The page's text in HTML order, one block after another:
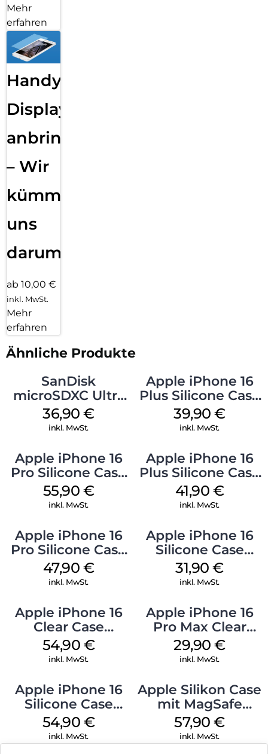
Mehr
erfahren
Handy
Displayfolie
anbringen
– Wir
kümmern
uns
darum!
ab 10,00 €
inkl. MwSt.
Mehr
erfahren
Ähnliche Produkte
SanDisk
microSDXC Ultra
128 GB + Adapter
Mobile
36,90€
inkl. MwSt.
Apple iPhone 16
Plus Silicone Case
MagSafe Plum
39,90€
inkl. MwSt.
Apple iPhone 16
Pro Silicone Case
MagSafe Stone
Gray
55,90 €
inkl. MwSt.
Apple iPhone 16
Plus Silicone Case
MagSafe Stone
Gray
41,90 €
inkl. MwSt.
Apple iPhone 16
Pro Silicone Case
MagSafe Denim
47,90 €
inkl. MwSt.
Apple iPhone 16
Silicone Case
MagSafe Fuchsia
31,90€
inkl. MwSt.
Apple iPhone 16
Clear Case
MagSafe
Transparent
54,90 €
inkl. MwSt.
Apple iPhone 16
Pro Max Clear
Case MagSafe
Transparent
29,90€
inkl. MwSt.
Apple iPhone 16
Silicone Case
MagSafe Black
54,90 €
inkl. MwSt.
Apple Silikon Case
mit MagSafe
iPhone 14 Pro
(PRODUCT)RED
57,90€
inkl. MwSt.